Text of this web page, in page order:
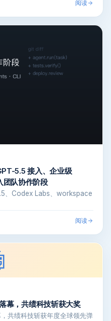
阅读
5.5 接入、企业级
队协作阶段
、Codex Labs、workspace
阅读
幕，共绩科技斩获大奖
共绩科技斩获年度全球领先弹